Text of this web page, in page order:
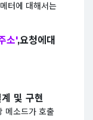
터에 대해서는
소',요청에대
및 구현
메소드가 호출